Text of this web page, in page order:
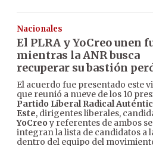
Nacionales
El PLRA y YoCreo unen
mientras la ANR busca
recuperar su bastión
El acuerdo fue presentado este
que reunió a nueve de los 10
Partido Liberal Radical
Este, dirigentes liberales,
YoCreo y referentes de ambos
integran la lista de candidatos a
dentro del equipo del